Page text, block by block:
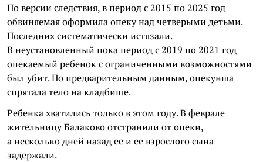
По версии следствия, в период с 2015 по 2025 год
обвиняемая оформила опеку над четверыми детьми.
Последних систематически истязали.
В неустановленный пока период с 2019 по 2021 год
опекаемый ребенок с ограниченными возможностями
был убит. По предварительным данным, опекунша
спрятала тело на кладбище.
Ребенка хватились только в этом году. В феврале
жительницу Балаково отстранили от опеки,
а несколько дней назад ее и ее взрослого сына
задержали.